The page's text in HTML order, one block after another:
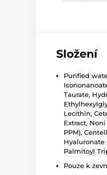
Složení
Purified
Taurate,
Lecithin,
Extract,
PPM),
Hyaluronate
Palmitoyl
Pouze k